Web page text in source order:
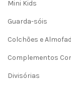
Mini Kids
Guarda-sóis
Colchões e
Complementos
Divisórias